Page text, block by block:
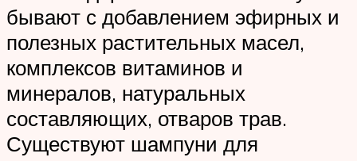
бывают с добавлением эфирных и
полезных растительных масел,
комплексов витаминов и
минералов, натуральных
составляющих, отваров трав.
Существуют шампуни для